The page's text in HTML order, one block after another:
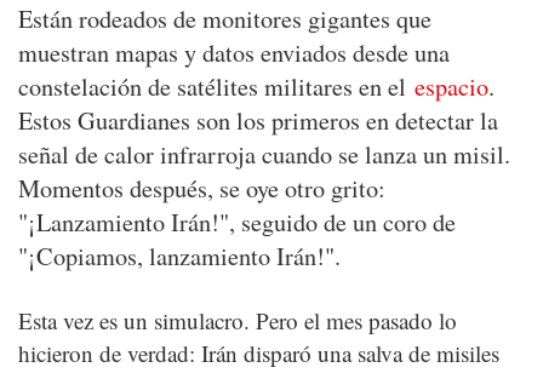
Están rodeados de monitores gigantes que
muestran mapas y datos enviados desde una
constelación de satélites militares en el espacio.
Estos Guardianes son los primeros en detectar la
señal de calor infrarroja cuando se lanza un misil.
Momentos después, se oye otro grito:
"¡Lanzamiento Irán!", seguido de un coro de
"¡Copiamos, lanzamiento Irán!".
Esta vez es un simulacro. Pero el mes pasado lo
hicieron de verdad: Irán disparó una salva de misiles